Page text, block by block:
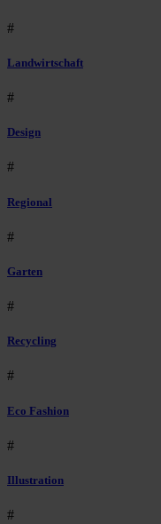
#
Landwirtschaft
#
Design
#
Regional
#
Garten
#
Recycling
#
Eco Fashion
#
Illustration
#